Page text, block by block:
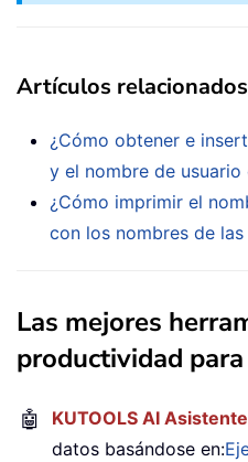
Artículos
¿Cómo obtener e
y el nombre de usuario
¿Cómo imprimir el
con los nombres de
Las mejores
productividad
🤖 KUTOOLS AI Asistente
datos basándose en: